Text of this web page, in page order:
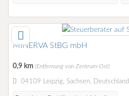
MINERVA StBG mbH
0,9 km (Entfernung von Zentrum-Ost)
04109 Leipzig, Sachsen, Deutschland